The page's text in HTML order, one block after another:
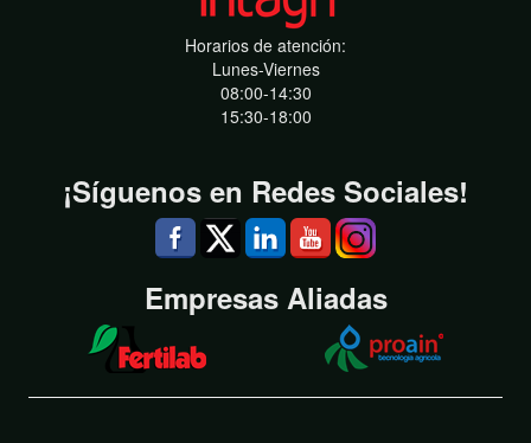
Horarios de atención:
Lunes-Viernes
08:00-14:30
15:30-18:00
¡Síguenos en Redes Sociales!
Empresas Aliadas